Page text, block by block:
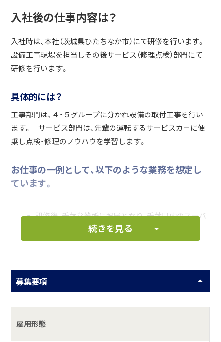
入社後の仕事内容は？
入社時は、本社（茨城県ひたちなか市）にて研修を行います。
設備工事現場を担当しその後サービス（修理点検）部門にて
研修を行います。
具体的には？
工事部門は、４・５グループに分かれ設備の取付工事を行い
ます。 サービス部門は、先輩の運転するサービスカーに便
乗し点検・修理のノウハウを学習します。
お仕事の一例として、以下のような業務を想定し
ています。
研修後、千葉営業所に配属となり、千葉県内のスーパ
ー・コンビニなどの点検や修理を担当します。
弊社は、仙台から横浜までを営業地盤として食品関連冷凍冷
点検・修理メンテナンスを行っています。
続きを見る
募集要項
雇用形態